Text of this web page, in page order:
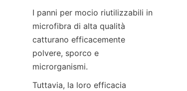
I panni per mocio riutilizzabili in
microfibra di alta qualità
catturano efficacemente
polvere, sporco e
microrganismi.
Tuttavia, la loro efficacia